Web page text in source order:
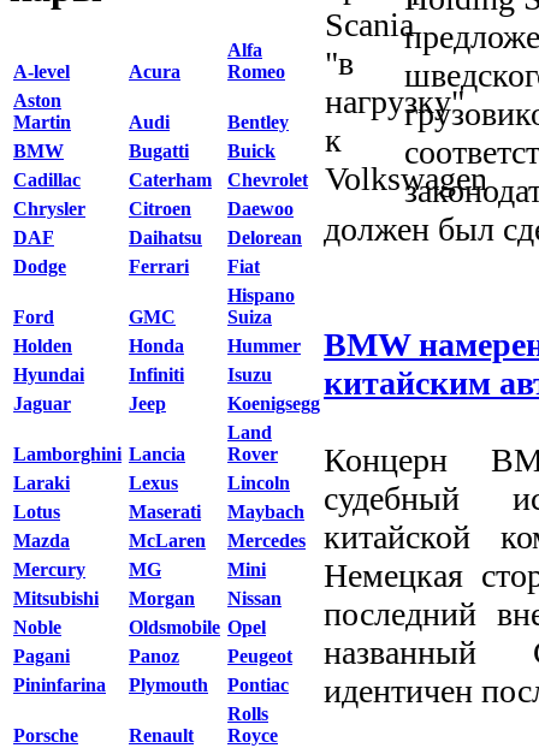
A-level Acura
Alfa
Romeo
Aston
Martin
Audi
Bentley
BMW
Bugatti
Buick
Cadillac
Caterham
Chevrolet
Chrysler
Citroen
Daewoo
DAF
Daihatsu
Delorean
Dodge
Ferrari Fiat
Ford GMC
Hispano
Suiza
Holden
Honda
Hummer
Hyundai
Infiniti
Isuzu
Jaguar
Jeep Koenigsegg
Lamborghini Lancia
Land
Rover
Laraki
Lexus
Lincoln
Lotus
Maserati
Maybach
Mazda
McLaren
Mercedes
Mercury
MG
Mini
Mitsubishi
Morgan
Nissan
Noble
Oldsmobile Opel
Pagani
Panoz
Peugeot
Pininfarina
Plymouth Pontiac
Porsche Renault
Rolls
Royce
должен был
BMW
китайским
Концерн
судебный
китайской
Немецкая
последний
названный
идентичен